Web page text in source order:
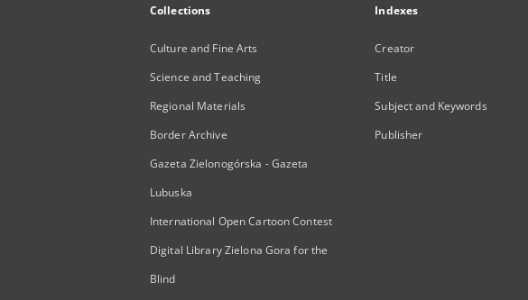
Collections
Culture and Fine Arts
Science and Teaching
Regional Materials
Border Archive
Gazeta Zielonogórska - Gazeta
Lubuska
International Open Cartoon Contest
Digital Library Zielona Gora for the
Blind
Indexes
Creator
Title
Subject and Keywords
Publisher